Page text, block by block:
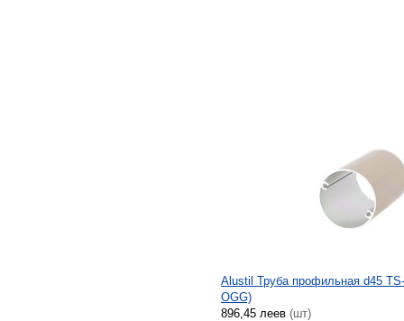
Alustil Труба профильная d45
OGG)
896,45 леев (шт)